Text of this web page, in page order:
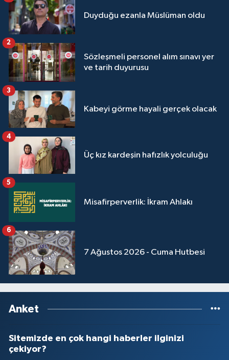
Duyduğu ezanla Müslüman oldu
Sözleşmeli personel alım sınavı yer
ve tarih duyurusu
2
Kabeyi görme hayali gerçek olacak
3
Üç kız kardeşin hafızlık yolculuğu
4
Misafirperverlik: İkram Ahlakı
5
7 Ağustos 2026 - Cuma Hutbesi
6
Anket
Sitemizde en çok hangi haberler ilginizi
çekiyor?
Sivas Müftülüğü
Şanlıurfa Müftülüğü
Şırnak Müftülüğü
Tekirdağ Müftülüğü
Tokat Müftülüğü
Trabzon Müftülüğü
Tunceli Müftülüğü
Van Müftülüğü
Yalova Müftülüğü
Yozgat Müftülüğü
Zonguldak Müftülüğü